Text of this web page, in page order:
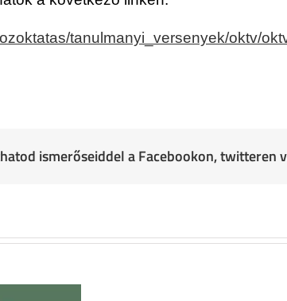
tanulmanyi_versenyek/oktv/
ismerőseiddel a Facebookon, twitteren